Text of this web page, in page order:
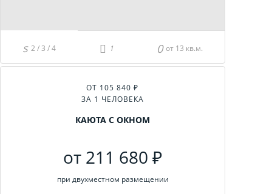
2 / 3 / 4 от 13 кв.м.
ОТ 105 840 ₽
ЗА 1 ЧЕЛОВЕКА
КАЮТА С ОКНОМ
от 211 680 ₽
при двухместном размещении